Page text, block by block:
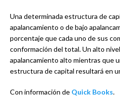
Una determinada estructura de
apalancamiento o de bajo
porcentaje que cada uno de sus
conformación del total. Un alto
apalancamiento alto mientras que
estructura de capital resultará en
Con información de Quick Books.